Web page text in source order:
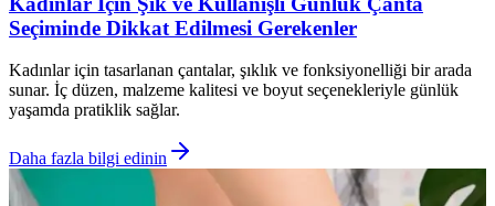
Seçiminde Dikkat Edilmesi Gerekenler
Kadınlar için tasarlanan çantalar, şıklık ve fonksiyonelliği bir arada
sunar. İç düzen, malzeme kalitesi ve boyut seçenekleriyle günlük
yaşamda pratiklik sağlar.
Daha fazla bilgi edinin